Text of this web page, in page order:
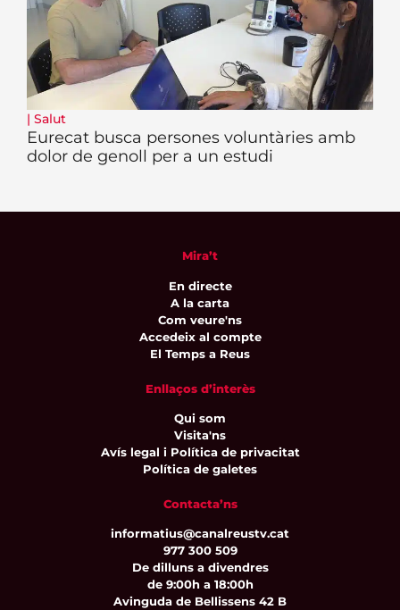
| Salut
Eurecat busca persones voluntàries amb
dolor de genoll per a un estudi
Mira’t
En directe
A la carta
Com veure'ns
Accedeix al compte
El Temps a Reus
Enllaços d’interès
Qui som
Visita'ns
Avís legal i Política de privacitat
Política de galetes
Contacta’ns
informatius@canalreustv.cat
977 300 509
De dilluns a divendres
de 9:00h a 18:00h
Avinguda de Bellissens 42 B